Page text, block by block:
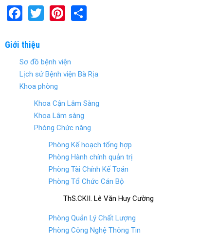
F
ce
b
o
o
T
er
Pi
es
t
Giới thiệu
Sơ đồ bệnh viện
Lịch sử Bệnh viện Bà Rịa
Khoa phòng
Khoa Cận Lâm Sàng
Khoa Lâm sàng
Phòng Chức năng
Phòng Kế hoạch tổng hợp
Phòng Hành chính quản trị
Phòng Tài Chính Kế Toán
Phòng Tổ Chức Cán Bộ
ThS.CKII. Lê Văn Huy Cường
Phòng Quản Lý Chất Lượng
Phòng Công Nghệ Thông Tin